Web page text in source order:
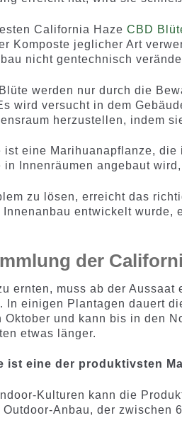
California Haze CBD
Komposte jeglicher Art
nicht gentechnisch
werden nur durch die
wird versucht in dem
herzustellen, indem
eine Marihuanapflanze,
Innenräumen angebaut
zu lösen, erreicht das
entwickelt wurde,
der
ernten, muss ab der
In einigen Plantagen dauert
Oktober und kann bis in den
etwas länger.
ist eine der produktivsten
Kulturen kann die
Outdoor-Anbau, der zwischen